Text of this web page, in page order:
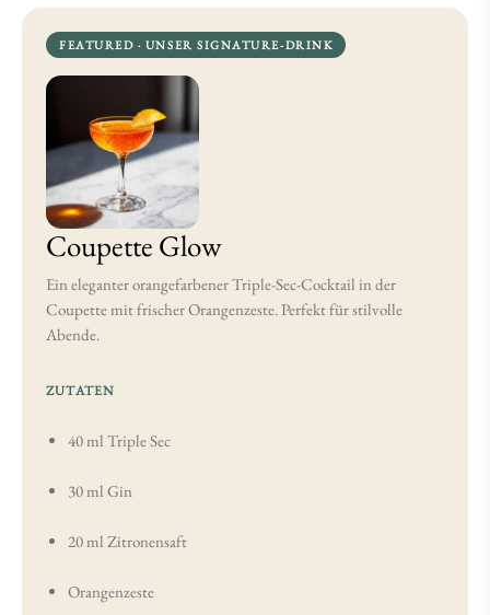
FEATURED · UNSER SIGNATURE-DRINK
Coupette Glow
Ein eleganter orangefarbener Triple-Sec-Cocktail in der
Coupette mit frischer Orangenzeste. Perfekt für stilvolle
Abende.
ZUTATEN
40 ml Triple Sec
30 ml Gin
20 ml Zitronensaft
Orangenzeste